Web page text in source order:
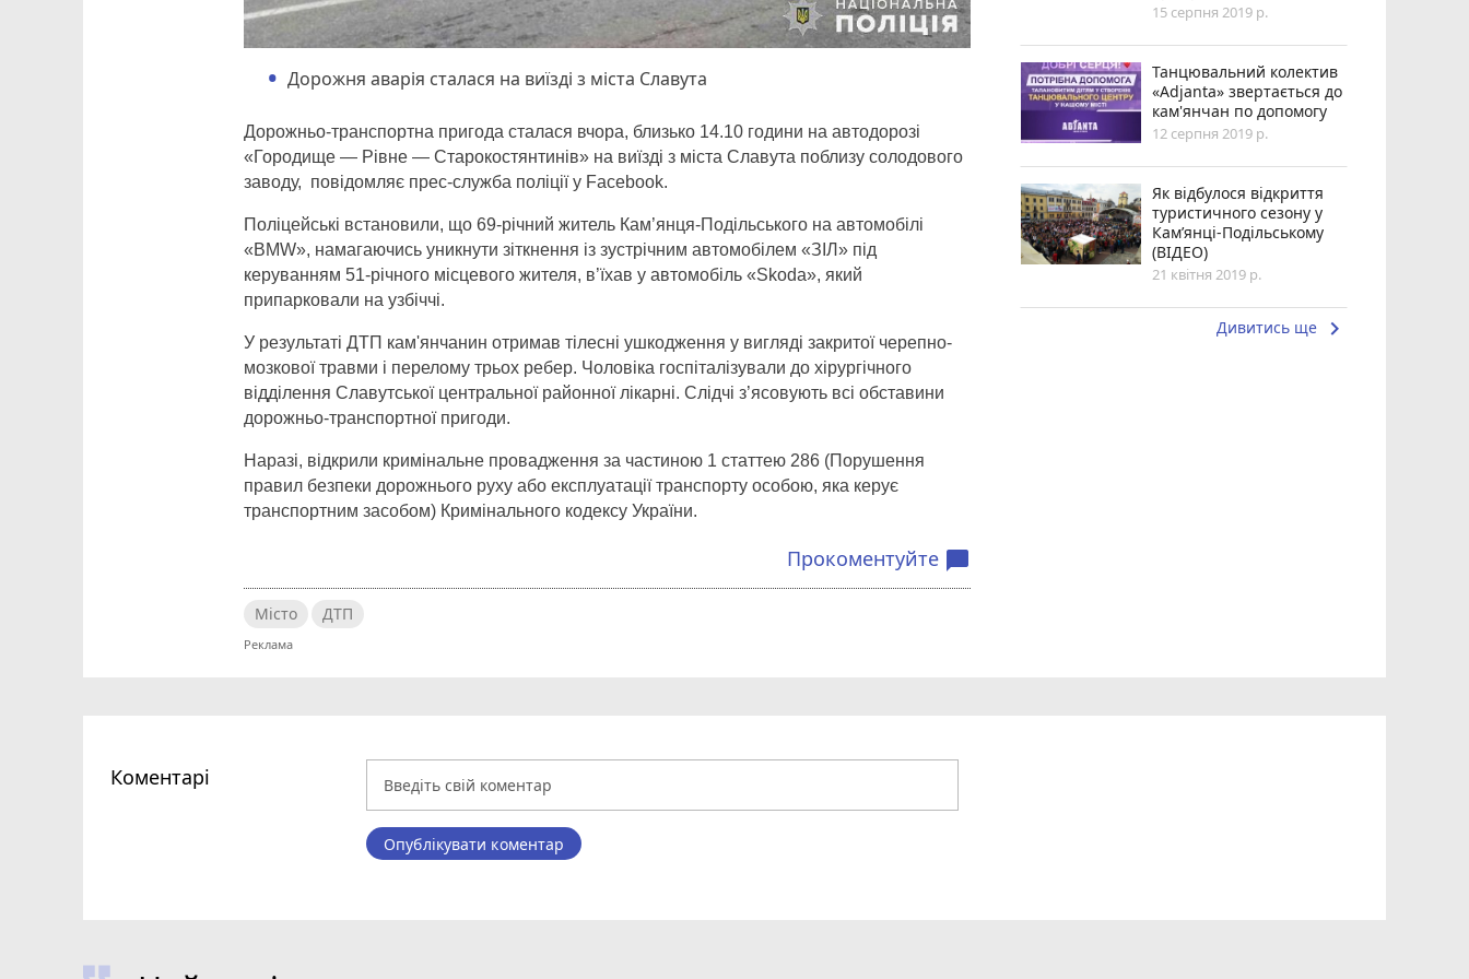
Дорожня аварія сталася на виїзді з міста Славута
Дорожньо-транспортна пригода сталася вчора, близько 14.10 години на автодорозі
«Городище — Рівне — Старокостянтинів» на виїзді з міста Славута поблизу солодового
заводу, повідомляє прес-служба поліції у Facebook.
Поліцейські встановили, що 69-річний житель Кам’янця-Подільського на автомобілі
«BMW», намагаючись уникнути зіткнення із зустрічним автомобілем «ЗІЛ» під
керуванням 51-річного місцевого жителя, в’їхав у автомобіль «Skoda», який
припарковали на узбіччі.
У результаті ДТП кам'янчанин отримав тілесні ушкодження у вигляді закритої черепно-
мозкової травми і перелому трьох ребер. Чоловіка госпіталізували до хірургічного
відділення Славутської центральної районної лікарні. Слідчі з’ясовують всі обставини
дорожньо-транспортної пригоди.
Наразі, відкрили кримінальне провадження за частиною 1 статтею 286 (Порушення
правил безпеки дорожнього руху або експлуатації транспорту особою, яка керує
транспортним засобом) Кримінального кодексу України.
Прокоментуйте chat_bubble
Місто ДТП
15 серпня 2019 р.
Танцювальний колектив
«Adjanta» звертається до
кам'янчан по допомогу
12 серпня 2019 р.
Як відбулося відкриття
туристичного сезону у
Кам’янці-Подільському
(ВІДЕО)
21 квітня 2019 р.
Дивитись ще keyboard_arrow_right
Коментарі
Опублікувати коментар